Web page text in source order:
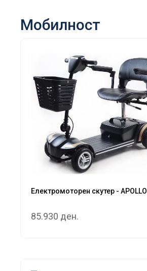
Мобилност
Електромоторен скутер - APOLLO
85.930 ден.